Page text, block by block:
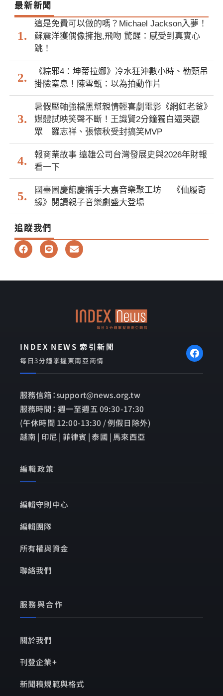
最新新聞
這是免費可以做的嗎？Michael Jackson入夢！
蘇震洋獲偶像擁抱,飛吻 驚醒：感受到真實心
跳！
《粽邪4：坤蒂拉娜》冷水狂沖數小時、勒頸吊
掛險窒息！陳雪甄：以為拍動作片
暑假壓軸強檔黑幫親情輕喜劇電影《網紅老爸》
媒體試映笑聲不斷！王識賢2分鐘獨白逼哭觀
眾 羅志祥、張懷秋受封搞笑MVP
報商業故事 遠雄公司台灣發展史與2026年財報
看一下
國臺圖慶館慶攜手大嘉音樂聚工坊 《仙履奇
緣》閱讀親子音樂劇盛大登場
追蹤我們
F
a
b
L
i
E
n
l
INDEX NEWS 索引新聞
每日3分鐘掌握東南亞商情
服務信箱：support@news.org.tw
服務時間： 週一至週五 09:30-17:30
(午休時間 12:00-13:30 / 例假日除外)
越南 | 印尼 | 菲律賓 | 泰國 | 馬來西亞
編輯政策
編輯守則中心
編輯團隊
所有權與資金
聯絡我們
服務與合作
關於我們
刊登企業+
新聞稿規範與格式